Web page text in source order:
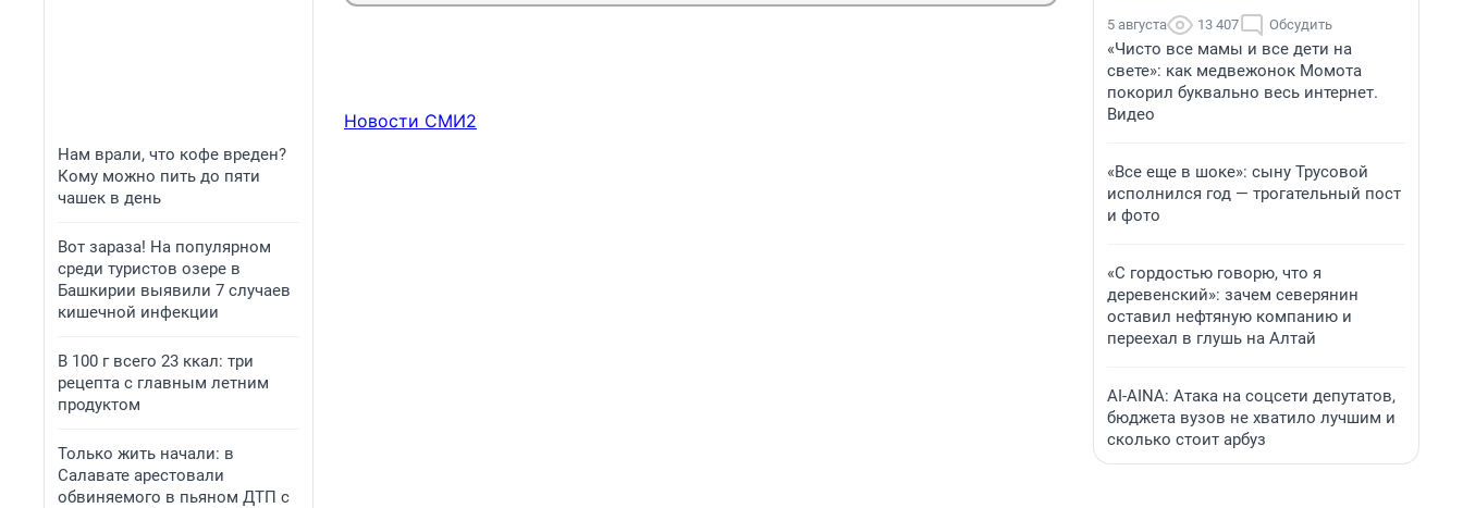
Нам врали, что кофе вреден?
Кому можно пить до пяти
чашек в день
Вот зараза! На популярном
среди туристов озере в
Башкирии выявили 7 случаев
кишечной инфекции
В 100 г всего 23 ккал: три
рецепта с главным летним
продуктом
Только жить начали: в
Салавате арестовали
обвиняемого в пьяном ДТП с
Новости СМИ2
5 августа 13 407 Обсудить
«Чисто все мамы и все дети на
свете»: как медвежонок Момота
покорил буквально весь интернет.
Видео
«Все еще в шоке»: сыну Трусовой
исполнился год — трогательный пост
и фото
«С гордостью говорю, что я
деревенский»: зачем северянин
оставил нефтяную компанию и
переехал в глушь на Алтай
AI-AINA: Атака на соцсети депутатов,
бюджета вузов не хватило лучшим и
сколько стоит арбуз